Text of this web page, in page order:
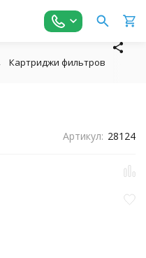
Картриджи фильтров
Артикул: 28124